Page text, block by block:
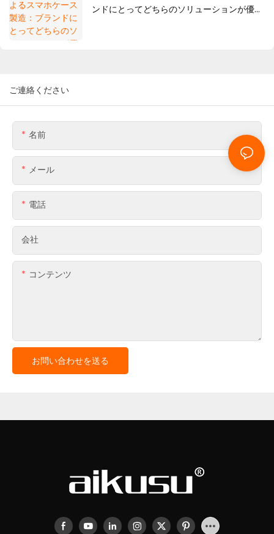
ンドにとってどちらのソリューションが優れ
ご連絡ください
名前
メール
電話
会社
コンテンツ
お問い合わせを送る